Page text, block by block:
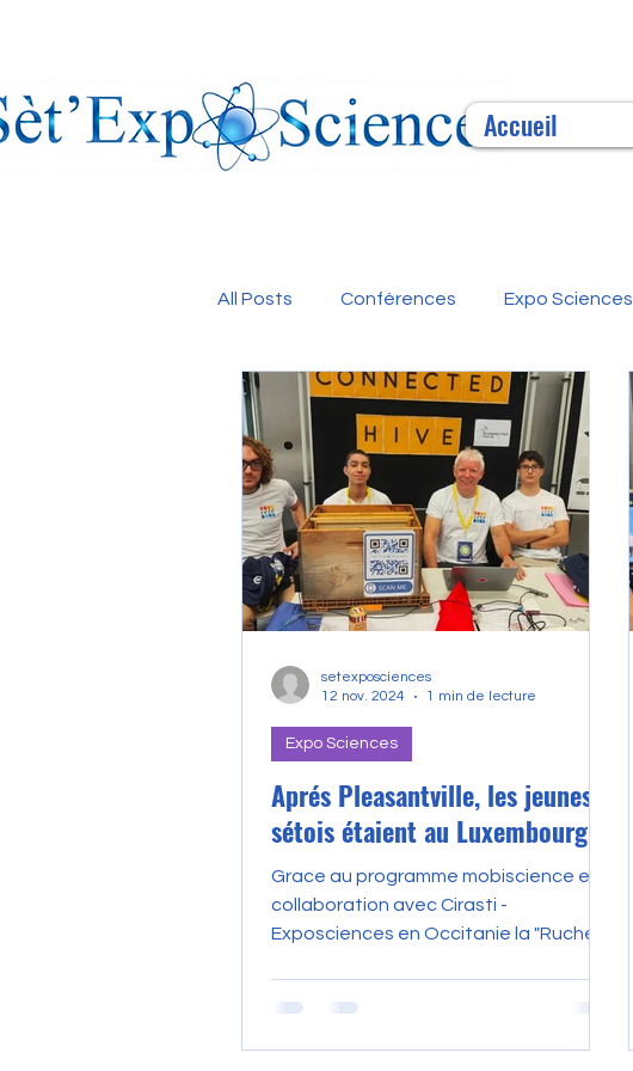
Accueil
All Posts Conférences Expo Sciences
Aprés Pleasantville, les jeunes
sétois étaient au Luxembourg.
Grace au programme mobiscience en
collaboration avec Cirasti -
Exposciences en Occitanie la "Ruche
Expo Sciences
setexposciences
12 nov. 2024
1 min de lecture